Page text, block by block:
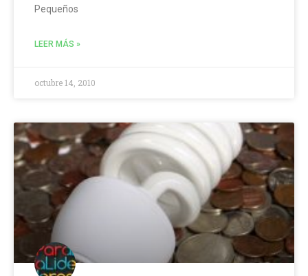
Pequeños
LEER MÁS »
octubre 14, 2010